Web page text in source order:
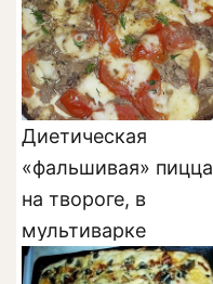
Диетическая
«фальшивая» пицца
на твороге, в
мультиварке